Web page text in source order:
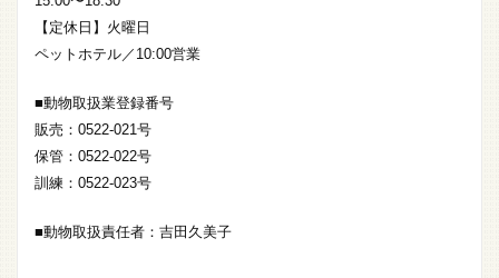
【定休日】火曜日
ペットホテル／10:00営業
■動物取扱業登録番号
販売：0522-021号
保管：0522-022号
訓練：0522-023号
■動物取扱責任者：吉田久美子